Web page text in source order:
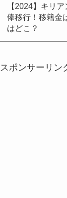
【2024】キリ
俸移行！移籍金
はどこ？
スポンサーリン